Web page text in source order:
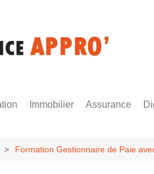
Immobilier Assurance
Formation Gestionnaire de Paie